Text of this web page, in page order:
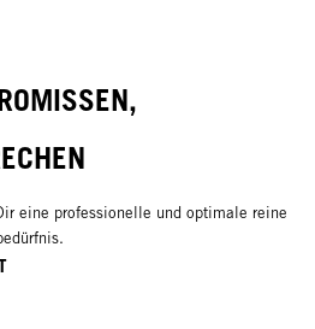
eine professionelle und optimale reine